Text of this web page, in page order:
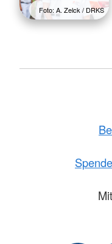
Foto: A. Zelck / DRKS